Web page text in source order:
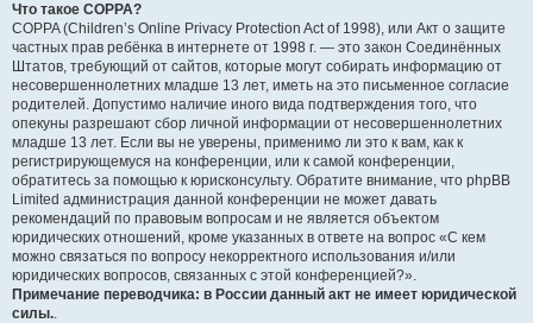
Что такое COPPA?
COPPA (Children’s Online Privacy Protection Act of 1998), или Акт о защите
частных прав ребёнка в интернете от 1998 г. — это закон Соединённых
Штатов, требующий от сайтов, которые могут собирать информацию от
несовершеннолетних младше 13 лет, иметь на это письменное согласие
родителей. Допустимо наличие иного вида подтверждения того, что
опекуны разрешают сбор личной информации от несовершеннолетних
младше 13 лет. Если вы не уверены, применимо ли это к вам, как к
регистрирующемуся на конференции, или к самой конференции,
обратитесь за помощью к юрисконсульту. Обратите внимание, что phpBB
Limited администрация данной конференции не может давать
рекомендаций по правовым вопросам и не является объектом
юридических отношений, кроме указанных в ответе на вопрос «С кем
можно связаться по вопросу некорректного использования и/или
юридических вопросов, связанных с этой конференцией?».
Примечание переводчика: в России данный акт не имеет юридической
силы..